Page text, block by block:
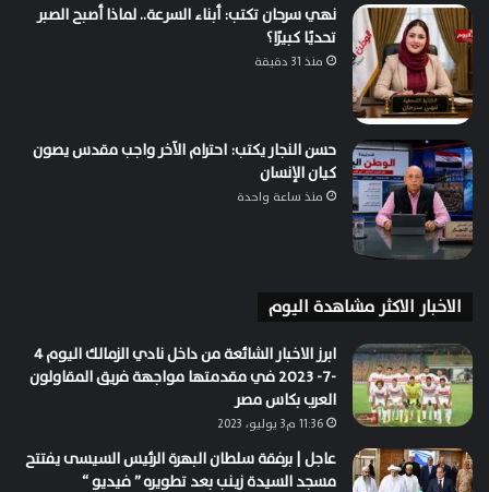
نهي سرحان تكتب: أبناء السرعة.. لماذا أصبح الصبر
تحديًا كبيرًا؟
منذ 31 دقيقة
حسن النجار يكتب: احترام الآخر واجب مقدس يصون
كيان الإنسان
منذ ساعة واحدة
الاخبار الاكثر مشاهدة اليوم
ابرز الاخبار الشائعة من داخل نادي الزمالك اليوم 4
-7- 2023 في مقدمتها مواجهة فريق المقاولون
العرب بكاس مصر
11:36 م3 يوليو، 2023
عاجل | برفقة سلطان البهرة الرئيس السيسى يفتتح
مسجد السيدة زينب بعد تطويره ” فيديو “